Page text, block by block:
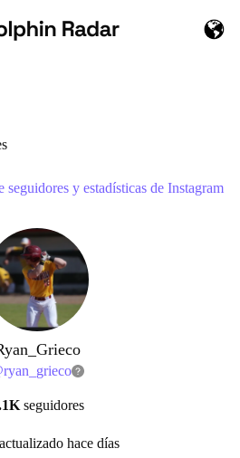
y estadísticas de Instagram
ryan_grieco
seguidores
hace días